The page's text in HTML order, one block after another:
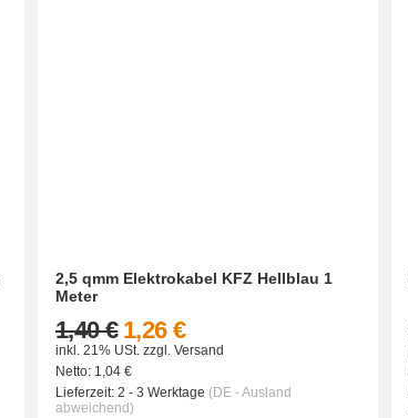
2,5 qmm Elektrokabel KFZ Hellblau 1
Meter
1,26 €
1,40 €
inkl. 21% USt. zzgl. Versand
Netto: 1,04 €
Lieferzeit: 2 - 3 Werktage (DE - Ausland
abweichend)